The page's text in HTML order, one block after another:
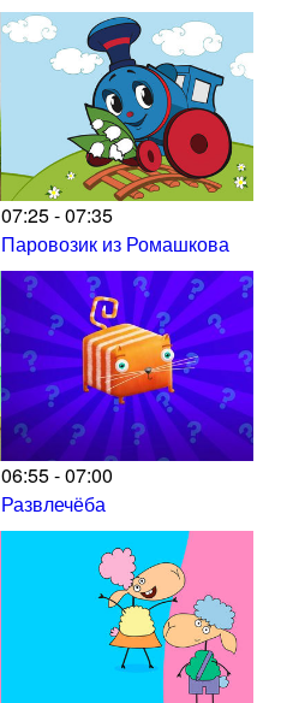
07:25 - 07:35
Паровозик из Ромашкова
06:55 - 07:00
Развлечёба